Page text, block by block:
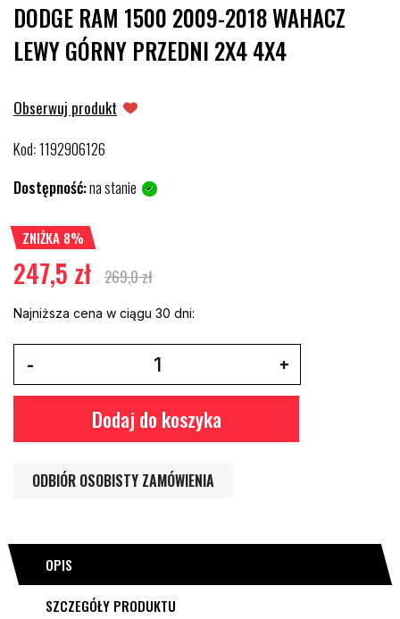
DODGE RAM 1500 2009-2018 WAHACZ
LEWY GÓRNY PRZEDNI 2X4 4X4
Obserwuj produkt
Kod:1192906126
Dostępność:na stanie
ZNIŻKA 8%
247,5 zł 269,0 zł
Najniższa cena w ciągu 30 dni:
Dodaj do koszyka
ODBIÓR OSOBISTY ZAMÓWIENIA
OPIS
SZCZEGÓŁY PRODUKTU